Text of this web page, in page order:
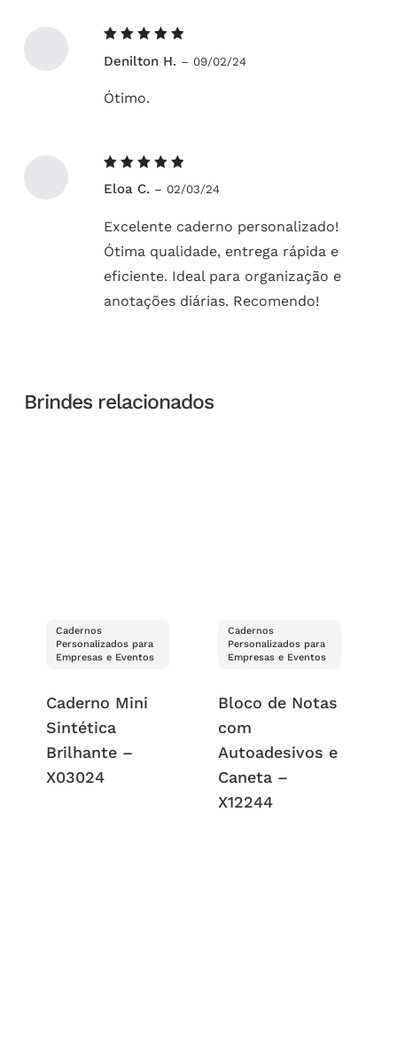
5de 5
Denilton H. – 09/02/24
Ótimo.
5de 5
Eloa C. – 02/03/24
Excelente caderno personalizado!
Ótima qualidade, entrega rápida e
eficiente. Ideal para organização e
anotações diárias. Recomendo!
Brindes relacionados
Cadernos
Personalizados para
Empresas e Eventos
Caderno Mini
Sintética
Brilhante –
X03024
Cadernos
Personalizados para
Empresas e Eventos
Bloco de Notas
com
Autoadesivos e
Caneta –
X12244